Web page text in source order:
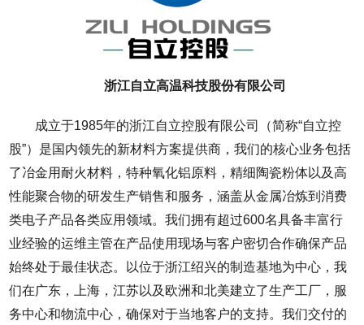
浙江自立高温科技股份有限公司
成立于1985年的浙江自立控股有限公司（简称“自立控
股”）是国内领先的新材料方案提供商，我们的核心业务包括
了冶金用耐火材料，特种氧化铝原料，精细陶瓷粉体以及高
性能聚合物的研发生产销售和服务，涵盖从金属冶炼到消费
类电子产品各类应用领域。我们拥有超过600名具备丰富行
业经验的运维主管在产品使用现场与客户密切合作确保产品
始终处于最佳状态。以位于浙江绍兴的制造基地为中心，我
们在广东，上海，江苏以及欧洲和北美建立了生产工厂，服
务中心和物流中心，确保对于当地客户的支持。我们交付的